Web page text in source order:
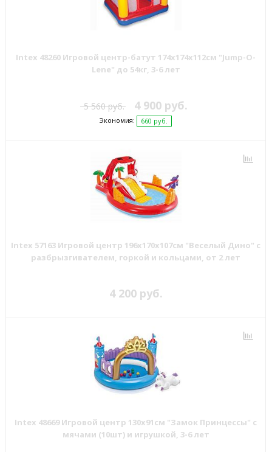
Intex 48260 Игровой центр-батут 174х174х112см "Jump-O-
Lene" до 54кг, 3-6 лет
5 560 руб. 4 900 руб.
Экономия: 660 руб.
Intex 57163 Игровой центр 196х170х107см "Веселый Дино" с
разбрызгивателем, горкой и кольцами, от 2 лет
4 200 руб.
Intex 48669 Игровой центр 130х91см "Замок Принцессы" с
мячами (10шт) и игрушкой, 3-6 лет